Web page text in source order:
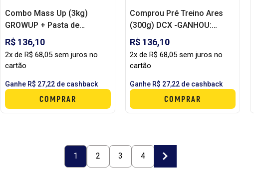
Combo Mass Up (3kg)
GROWUP + Pasta de
Amendoim (1kg) POWERONE
R$ 136,10
2x de R$ 68,05 sem juros no
cartão
Ganhe R$ 27,22 de cashback
COMPRAR
Comprou Pré Treino Ares
(300g) DCX -GANHOU:
PASTA DE AMENDOIM (1KG)
POWER ONE
R$ 136,10
2x de R$ 68,05 sem juros no
cartão
Ganhe R$ 27,22 de cashback
COMPRAR
1 2 3 4